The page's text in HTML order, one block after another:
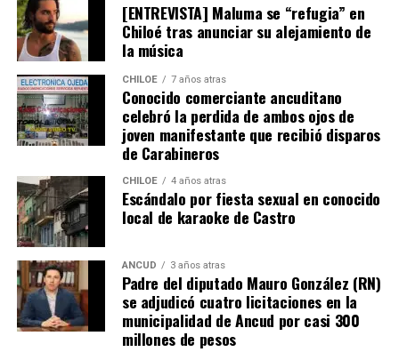
emprendió una caminata de Arica a Santiago para
conseguir tal fin. Entonces, ¿quién mejor que Camila
Gómez para ponerse en el lugar de quien comparte su
misma realidad, el Duchenne, salvando las “pequeñas
grandes” diferencias?
Voces al unísono se escuchan y se repiten en redes
sociales, el pedido de donar ese excedente al Dante Jara
resuena desde todo Chiloé, cuna del apoyo recibido por
parte de Camila Gómez, hasta nuestro lejano norte. Es
que, a diferencia del conocido dicho, en este caso, todos
los caminos conducen a… La Moneda y, mientras se
espera ese gesto por parte de la madre del pequeño
Tomás, los pasos siguen quemando los pies de Fernando
en pos de que cada kilómetro recorrido, signifique más
que una llegada a Santiago, un arribo a la cura de su hijo
[ENTREVISTA] Maluma se “refugia” en
Chiloé tras anunciar su alejamiento de
la música
CHILOE 7 años atras
Conocido comerciante ancuditano
celebró la perdida de ambos ojos de
joven manifestante que recibió disparos
de Carabineros
CHILOE 4 años atras
Escándalo por fiesta sexual en conocido
local de karaoke de Castro
ANCUD 3 años atras
Padre del diputado Mauro González (RN)
se adjudicó cuatro licitaciones en la
municipalidad de Ancud por casi 300
millones de pesos